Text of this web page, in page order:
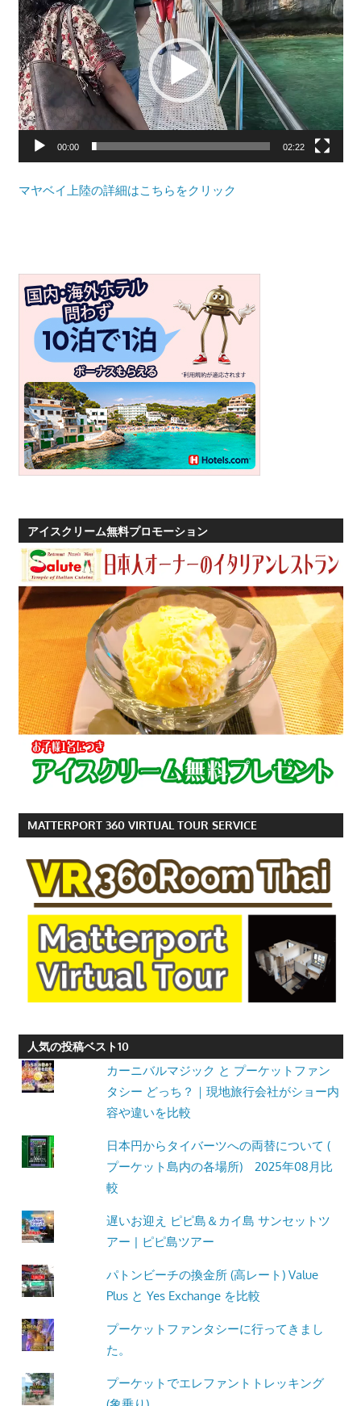
画
プ
レ
ー
ヤ
ー
00:00 02:22
マヤベイ上陸の詳細はこちらをクリック
アイスクリーム無料プロモーション
MATTERPORT 360 VIRTUAL TOUR SERVICE
人気の投稿ベスト10
カーニバルマジック と プーケットファン
タシー どっち？｜現地旅行会社がショー内
容や違いを比較
日本円からタイバーツへの両替について (
プーケット島内の各場所) 2025年08月比
較
遅いお迎え ピピ島＆カイ島 サンセットツ
アー | ピピ島ツアー
パトンビーチの換金所 (高レート) Value
Plus と Yes Exchange を比較
プーケットファンタシーに行ってきまし
た。
プーケットでエレファントトレッキング